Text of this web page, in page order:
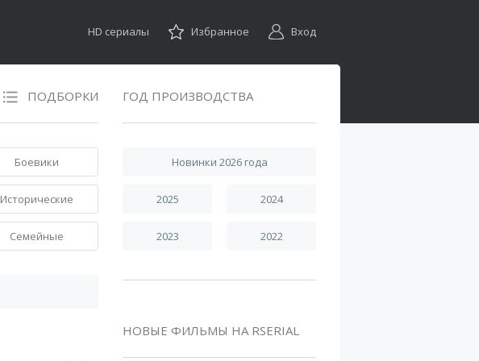
HD сериалы Избранное Вход
ПОДБОРКИ
Боевики
Исторические
Семейные
ГОД ПРОИЗВОДСТВА
Новинки 2026 года
2025 2024
2023 2022
НОВЫЕ ФИЛЬМЫ НА RSERIAL